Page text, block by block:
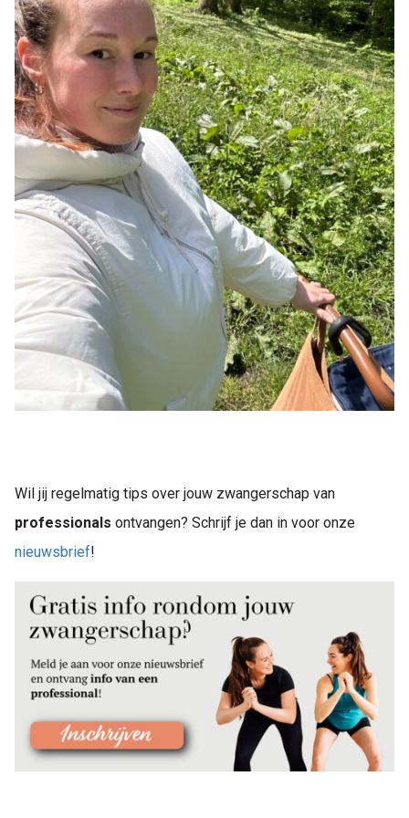
Wil jij regelmatig tips over jouw zwangerschap van
professionals ontvangen? Schrijf je dan in voor onze
nieuwsbrief!